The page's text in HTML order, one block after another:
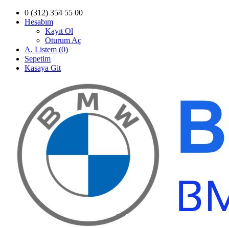
0 (312) 354 55 00
Hesabım
Kayıt Ol
Oturum Aç
A. Listem (0)
Sepetim
Kasaya Git